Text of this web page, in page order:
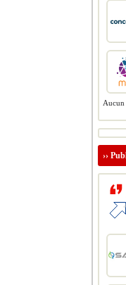
Aucun
››